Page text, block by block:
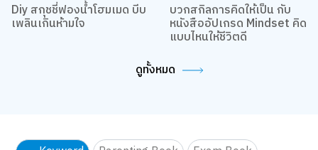
Diy สกุชชี่ฟองน้ำโฮมเมด บีบ
เพลินเกินห้ามใจ
บวกสกิลการคิดให้เป็น กับ
หนังสืออัปเกรด Mindset คิด
แบบไหนให้ชีวิตดี
ดูทั้งหมด